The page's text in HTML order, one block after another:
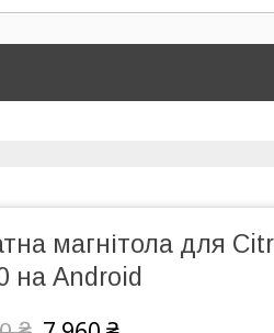
магнітола для
на Android